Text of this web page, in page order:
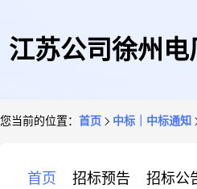
江苏公司徐州电
您当前的位置： 首页 中标｜中标通知
首页 招标预告 招标公